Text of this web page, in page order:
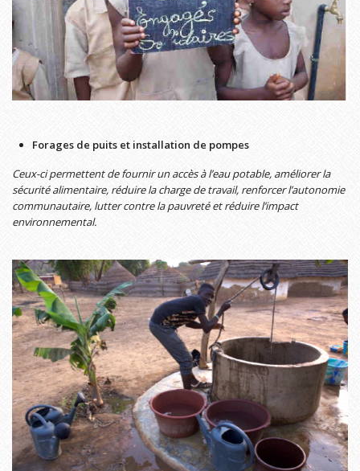
Forages de puits et installation de pompes
Ceux-ci permettent de fournir un accès à l’eau potable, améliorer la
sécurité alimentaire, réduire la charge de travail, renforcer l’autonomie
communautaire, lutter contre la pauvreté et réduire l’impact
environnemental.